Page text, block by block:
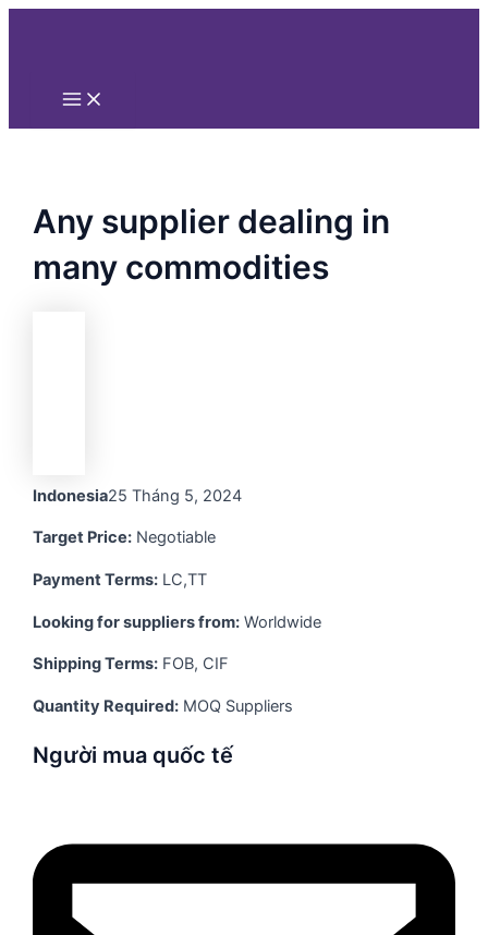
Nhảy
Main
Any supplier dealing in
many commodities
Indonesia25 Tháng 5, 2024
Target Price: Negotiable
Payment Terms: LC,TT
Looking for suppliers from: Worldwide
Shipping Terms: FOB, CIF
Quantity Required: MOQ Suppliers
Người mua quốc tế